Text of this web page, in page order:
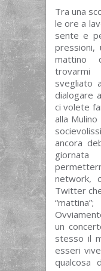
Tra una
le ore a
sente e
pressioni,
mattino
svegliato
dialogare
ci volete
alla
ancora
network,
Twitter
un
stesso il
esseri
qualcosa